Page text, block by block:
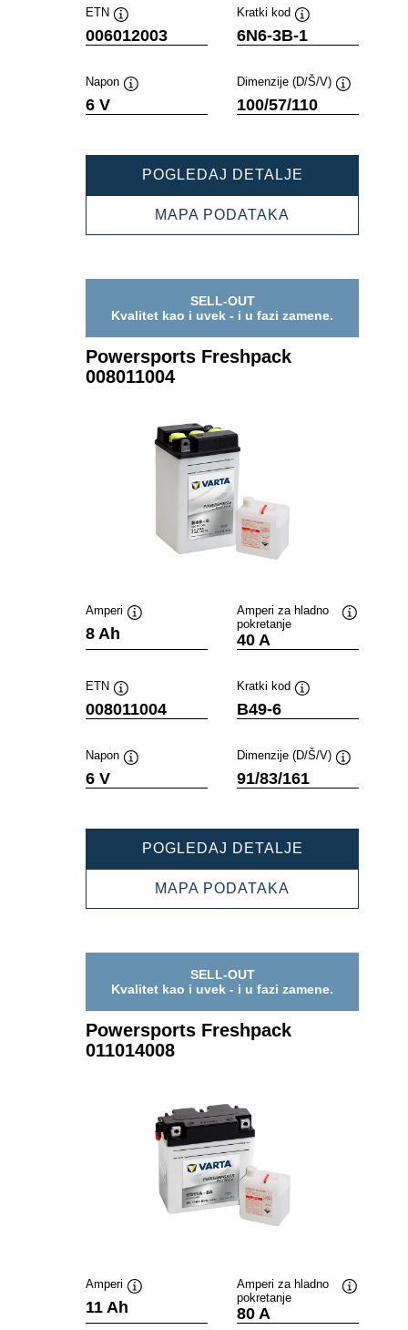
ETN
Opis
alata
006012003
Kratki kod
Opis
alata
6N6-3B-1
Napon
alata
6 V
Dimenzije (D/Š/V)
alata
100/57/110
POGLEDAJ DETALJE
MAPA PODATAKA
SELL-OUT
Kvalitet kao i uvek - i u fazi zamene.
Powersports Freshpack
008011004
Amperi
8 Ah
Amperi za hladno
pokretanje
40 A
ETN
Opis
alata
008011004
Kratki kod
alata
B49-6
Napon
alata
6 V
Dimenzije (D/Š/V)
alata
91/83/161
POGLEDAJ DETALJE
MAPA PODATAKA
SELL-OUT
Kvalitet kao i uvek - i u fazi zamene.
Powersports Freshpack
011014008
Amperi
11 Ah
Amperi za hladno
pokretanje
80 A